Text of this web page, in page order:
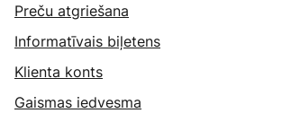
Preču atgriešana
Informatīvais biļetens
Klienta konts
Gaismas iedvesma